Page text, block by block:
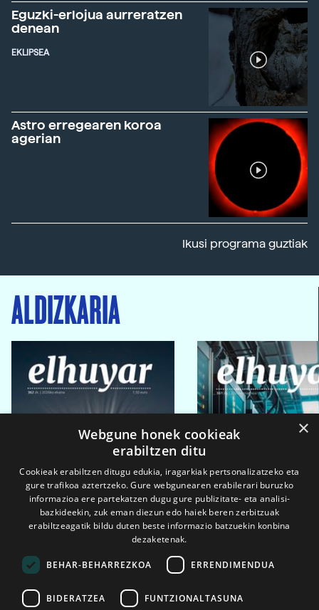
Eguzki-erlojua aurreratzen
denean
EKLIPSEA
Astro erregearen koroa
agerian
Ikusi programa guztiak
ALDIZKARIA
2026ko eka. 1a 2026ko mar. 1a
×
Webgune honek cookieak
erabiltzen ditu
Cookieak erabiltzen ditugu edukia, iragarkiak pertsonalizatzeko eta
gure trafikoa aztertzeko. Gure webgunearen erabilerari buruzko
informazioa ere partekatzen dugu gure publizitate- eta analisi-
bazkideekin, zuk eman diezun edo haiek beren zerbitzuak
erabiltzeagatik bildu duten beste informazio batzuekin konbina
dezaketenak.
BEHAR-BEHARREZKOA ERRENDIMENDUA
BIDERATZEA FUNTZIONALTASUNA